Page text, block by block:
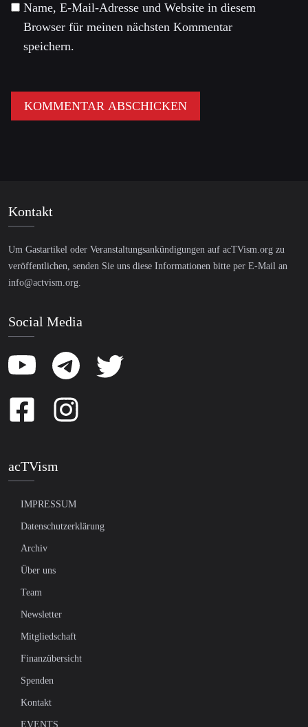
Name, E-Mail-Adresse und Website in diesem
Browser für meinen nächsten Kommentar
speichern.
Kontakt
Um Gastartikel oder Veranstaltungsankündigungen auf acTVism.org zu
veröffentlichen, senden Sie uns diese Informationen bitte per E-Mail an
info@actvism.org.
Social Media
acTVism
IMPRESSUM
Datenschutzerklärung
Archiv
Über uns
Team
Newsletter
Mitgliedschaft
Finanzübersicht
Spenden
Kontakt
EVENTS